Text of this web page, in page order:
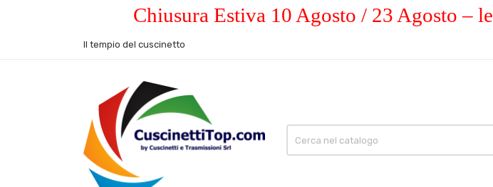
Chiusura Estiva 10 Agosto / 23 Agosto –
Il tempio del cuscinetto